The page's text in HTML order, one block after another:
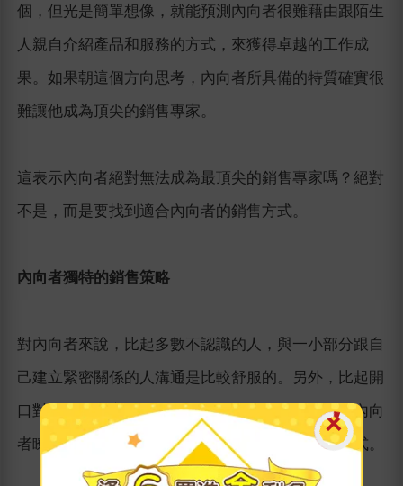
個，但光是簡單想像，就能預測內向者很難藉由跟陌生
人親自介紹產品和服務的方式，來獲得卓越的工作成
果。如果朝這個方向思考，內向者所具備的特質確實很
難讓他成為頂尖的銷售專家。
這表示內向者絕對無法成為最頂尖的銷售專家嗎？絕對
不是，而是要找到適合內向者的銷售方式。
內向者獨特的銷售策略
對內向者來說，比起多數不認識的人，與一小部分跟自
己建立緊密關係的人溝通是比較舒服的。另外，比起開
口對話，用文字陳述對內向者來說也比較輕鬆。當內向
者瞭解這些特質後，就能夠找出適合自己的銷售方式。